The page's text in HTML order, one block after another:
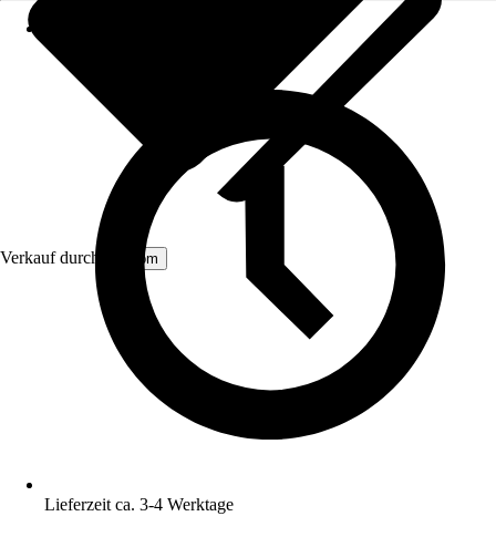
Verkauf durch: Aosom
Lieferzeit ca. 3-4 Werktage